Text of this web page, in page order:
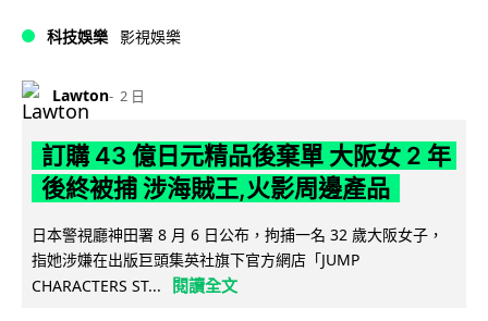
科技娛樂 影視娛樂
Lawton 2 日
訂購 43 億日元精品後棄單 大阪女 2 年
後終被捕 涉海賊王,火影周邊產品
日本警視廳神田署 8 月 6 日公布，拘捕一名 32 歲大阪女子，
指她涉嫌在出版巨頭集英社旗下官方網店「JUMP
CHARACTERS ST...
閱讀全文